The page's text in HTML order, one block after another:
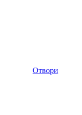
Отвори